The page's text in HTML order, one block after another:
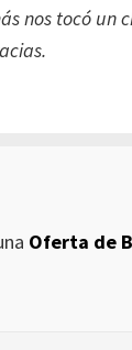
nos tocó un
Oferta de